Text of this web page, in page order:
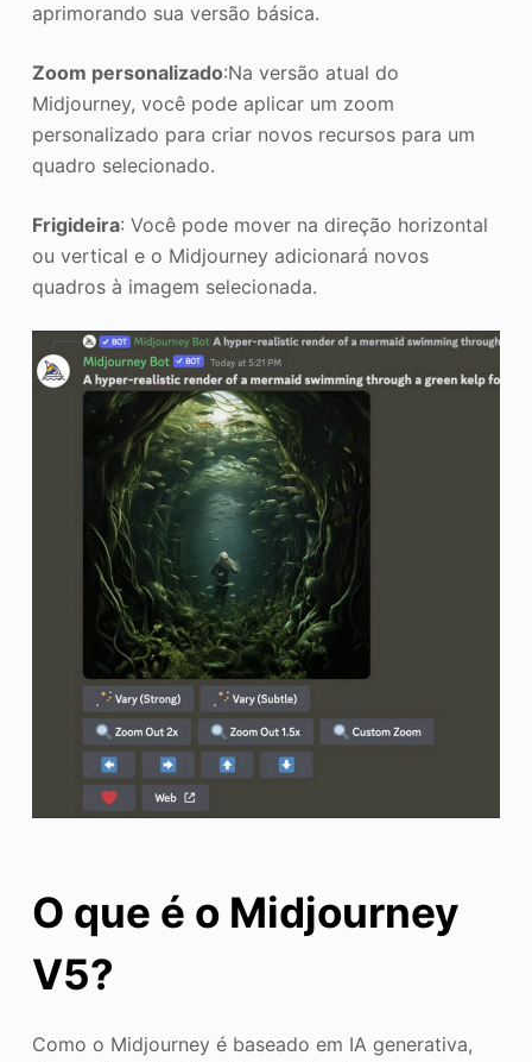
aprimorando sua versão básica.
Zoom personalizado:Na versão atual do
Midjourney, você pode aplicar um zoom
personalizado para criar novos recursos para um
quadro selecionado.
Frigideira: Você pode mover na direção horizontal
ou vertical e o Midjourney adicionará novos
quadros à imagem selecionada.
O que é o Midjourney
V5?
Como o Midjourney é baseado em IA generativa,